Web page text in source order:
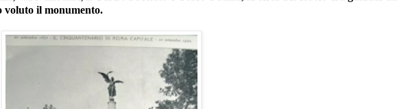
voluto il monumento.